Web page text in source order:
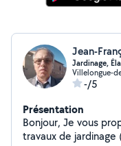
Jean-
Jardinage,
Villelongue-
-/5
Présentation
Bonjour, Je vous
travaux de jardinage